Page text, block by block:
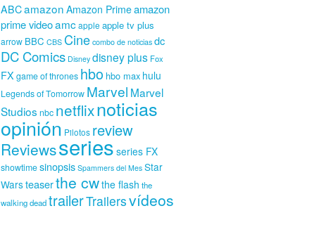
ABCamazon Amazon Primeamazon
prime videoamcapple apple tv plus
arrow BBC CBS Cine combo de noticias dc
DC Comics Disney disney plus Fox
FX game of thrones hbo hbo max hulu
Legends of Tomorrow Marvel Marvel
Studios nbc netflixnoticias
opinión Pilotos review
Reviewsseries series FX
showtimesinopsis Spammers del Mes Star
Warsteaserthe cwthe flash the
walking deadtrailerTrailersvídeos